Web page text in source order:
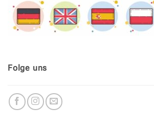
Folge uns